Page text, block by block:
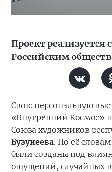
Проект реализуется
Российским
Свою персональную
«Внутренний Космос»
Союза художников
Бузунеева. По её
были созданы под
ощущений, случайных